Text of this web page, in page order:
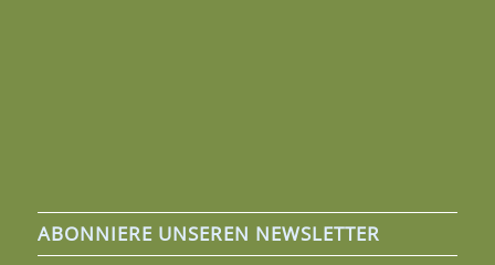
ABONNIERE UNSEREN NEWSLETTER